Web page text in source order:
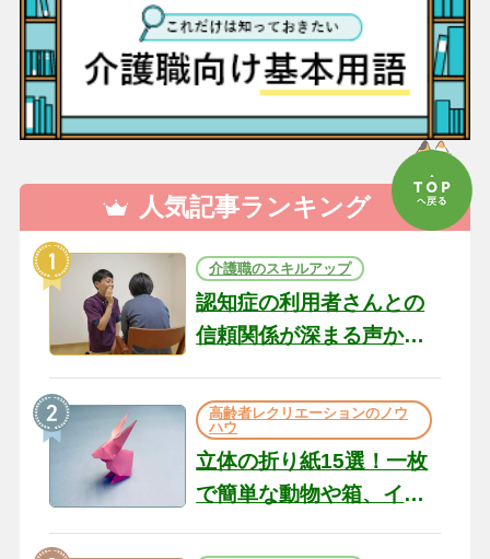
人気記事ランキング
介護職のスキルアップ
認知症の利用者さんとの
信頼関係が深まる声かけ
の現場から（22）
高齢者レクリエーションのノウ
ハウ
立体の折り紙15選！一枚
で簡単な動物や箱、イン
テリアになる作品まで